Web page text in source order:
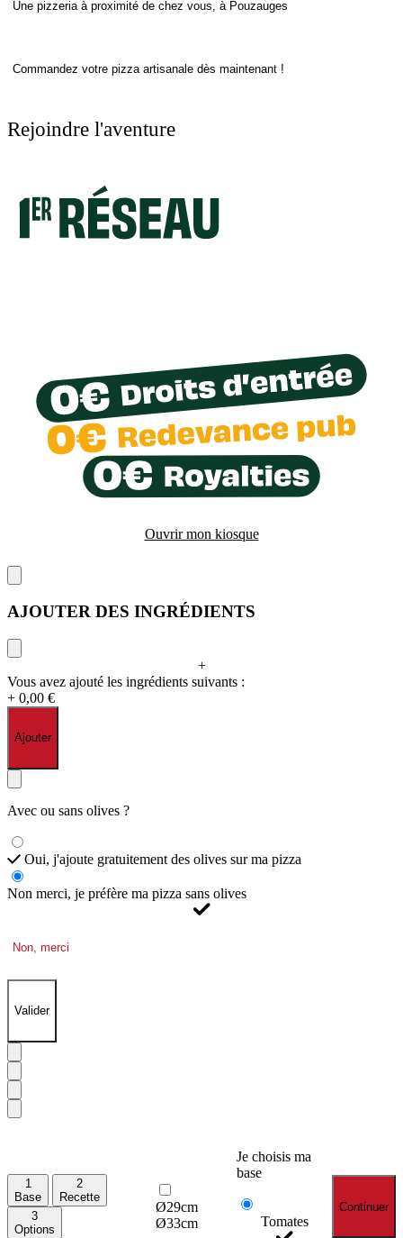
Une pizzeria à proximité de chez vous, à Pouzauges
Commandez votre pizza artisanale dès maintenant !
Rejoindre l'aventure
Ouvrir mon kiosque
AJOUTER DES INGRÉDIENTS
+
Vous avez ajouté les ingrédients suivants :
+ 0,00 €
Ajouter
Avec ou sans olives ?
Oui, j'ajoute gratuitement des olives sur ma pizza
Non merci, je préfère ma pizza sans olives
Non, merci
Valider
1
Base
2
Recette
3
Options
Ø29cm
Ø33cm
Je choisis ma
base
Tomates
Continuer